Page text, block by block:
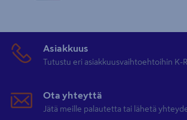
Asiakkuus
Tutustu eri asiakkuusvaihtoehtoihin K-
Ota yhteyttä
Jätä meille palautetta tai lähetä